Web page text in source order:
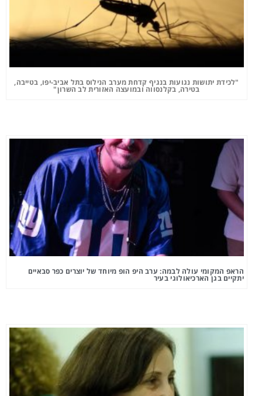
"לכידת יתושות נגועות בנגיף קדחת מערב הנילוס בתל אביב-יפו, בטייבה,
בטירה, בקלנסווה ובמועצה האזורית לב השרון"
הראפ המקומי עולה לבמה: ערב היפ הופ מיוחד של יוצרים כפר סבאיים
יתקיים בגן הארכיאולוגי בעיר